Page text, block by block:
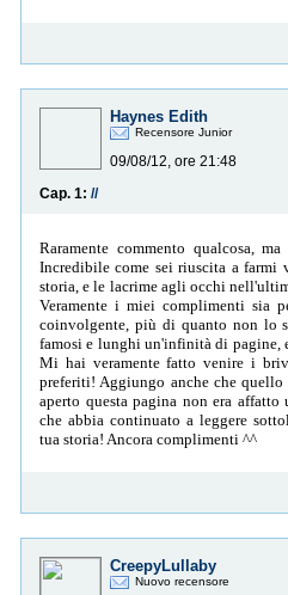
Haynes Edith
Recensore Junior
09/08/12, ore 21:48
Cap. 1: //
Raramente commento qualcosa,
Incredibile come sei riuscita a
storia, e le lacrime agli occhi
Veramente i miei complimenti sia
coinvolgente, più di quanto non lo
famosi e lunghi un'infinità di pagine,
Mi hai veramente fatto venire i
preferiti! Aggiungo anche che quello
aperto questa pagina non era
che abbia continuato a leggere
tua storia! Ancora complimenti ^^
CreepyLullaby
Nuovo recensore